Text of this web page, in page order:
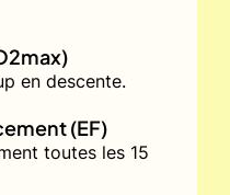
en descente.
(EF)
toutes les 15